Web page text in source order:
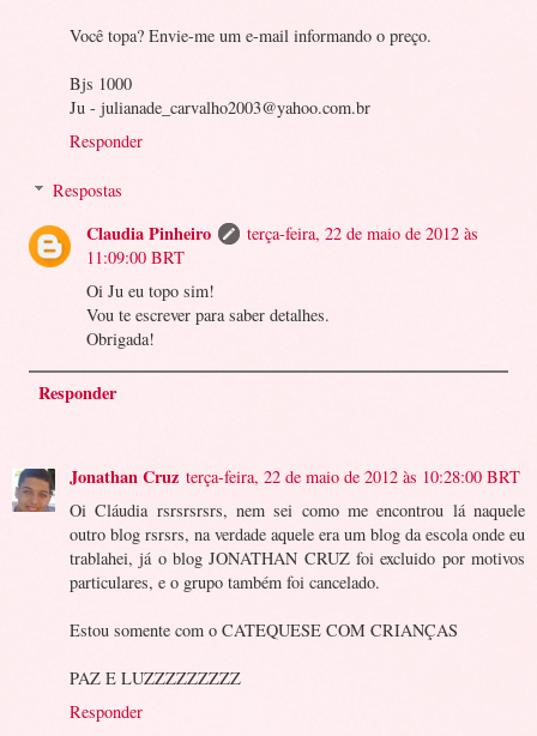
Você topa? Envie-me um e-mail informando o preço.
Bjs 1000
Ju - julianade_carvalho2003@yahoo.com.br
Responder
Respostas
Claudia Pinheiro
terça-feira, 22 de maio de 2012 às
11:09:00 BRT
Oi Ju eu topo sim!
Vou te escrever para saber detalhes.
Obrigada!
Responder
Jonathan Cruz terça-feira, 22 de maio de 2012 às 10:28:00 BRT
Oi Cláudia rsrsrsrsrs, nem sei como me encontrou lá naquele
outro blog rsrsrs, na verdade aquele era um blog da escola onde eu
trablahei, já o blog JONATHAN CRUZ foi excluido por motivos
particulares, e o grupo também foi cancelado.
Estou somente com o CATEQUESE COM CRIANÇAS
PAZ E LUZZZZZZZZZ
Responder